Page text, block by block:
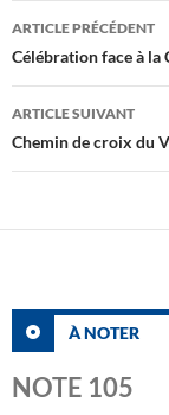
Navigation
des
articles
ARTICLE PRÉCÉDENT
Célébration face à la
ARTICLE SUIVANT
Chemin de croix du
À NOTER
NOTE 105